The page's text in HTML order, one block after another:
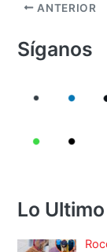
ANTERIOR
Síganos
Lo Ultimo